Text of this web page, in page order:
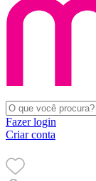
Fazer login
Criar conta